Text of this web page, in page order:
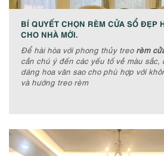
BÍ QUYẾT CHỌN RÈM CỬA SỔ ĐẸP
CHO NHÀ MỚI.
Để hài hòa với phong thủy treo rèm
cần chú ý đến các yếu tố về màu
dáng hoa văn sao cho phù hợp với
và hướng treo rèm